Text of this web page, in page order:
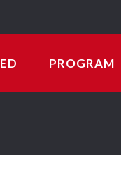
PROGRAM